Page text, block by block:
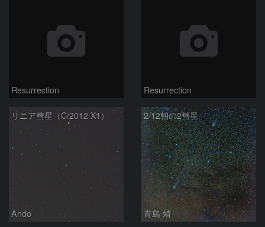
Resurrection Resurrection
リニア彗星（C/2012 X1）
Ando
2/12朝の2彗星
青島 靖